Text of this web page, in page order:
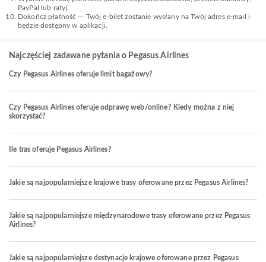
PayPal lub raty).
Dokończ płatność — Twój e-bilet zostanie wysłany na Twój adres e-mail i
będzie dostępny w aplikacji.
Najczęściej zadawane pytania o Pegasus Airlines
Czy Pegasus Airlines oferuje limit bagażowy?
Czy Pegasus Airlines oferuje odprawę web/online? Kiedy można z niej
skorzystać?
Ile tras oferuje Pegasus Airlines?
Jakie są najpopularniejsze krajowe trasy oferowane przez Pegasus Airlines?
Jakie są najpopularniejsze międzynarodowe trasy oferowane przez Pegasus
Airlines?
Jakie są najpopularniejsze destynacje krajowe oferowane przez Pegasus